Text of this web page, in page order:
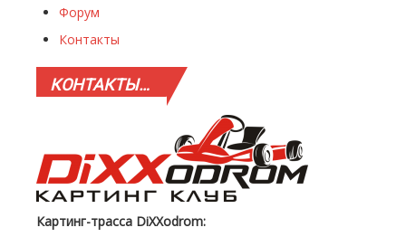
Форум
Контакты
КОНТАКТЫ…
Картинг-трасса DiXXodrom: